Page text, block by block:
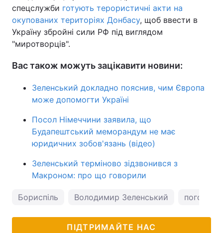
спецслужби готують терористичні акти на
окупованих територіях Донбасу, щоб ввести в
Україну збройні сили РФ під виглядом
"миротворців".
Вас також можуть зацікавити новини:
Зеленський докладно пояснив, чим Європа
може допомогти Україні
Посол Німеччини заявила, що
Будапештський меморандум не має
юридичних зобов'язань (відео)
Зеленський терміново зідзвонився з
Макроном: про що говорили
Бориспіль Володимир Зеленський погода у
ПІДТРИМАЙТЕ НАС